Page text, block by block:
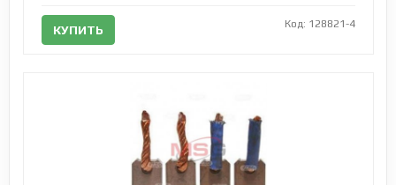
КУПИТЬ Код: 128821-4